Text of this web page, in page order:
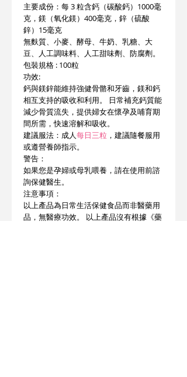
主要成份：每 3 粒含鈣（碳酸鈣）1000毫
克，鎂（氧化鎂）400毫克，鋅（硫酸
鋅）15毫克
無麩質、小麥、酵母、牛奶、乳糖、大
豆、人工調味料、人工甜味劑、防腐劑。
包裝規格 : 100粒
功效:
鈣與鎂鋅能維持強健骨骼和牙齒，鎂和鈣
相互支持的吸收和利用。 日常補充鈣質能
減少骨質流失，提供婦女在懷孕及哺育期
間所需，快速溶解和吸收。
建議服法：成人每日三粒 ，建議隨餐服用
或遵營養師指示。
警告：
如果您是孕婦或母乳喂養，請在使用前諮
詢保健醫生。
注意事項：
以上產品為日常生活保健食品而非醫藥用
品，無醫療功效。 以上產品沒有根據《藥